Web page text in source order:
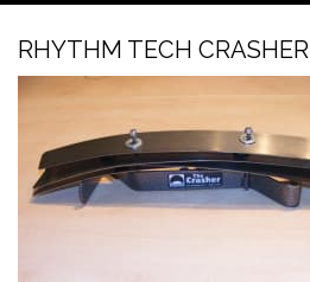
DRUMS
RHYTHM TECH CRASHER